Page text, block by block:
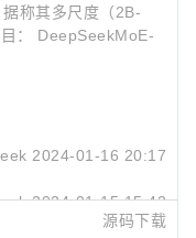
称其多尺度（2B-
： DeepSeekMoE-
2024-01-16 20:17
2024-01-15 15:42
源码下载